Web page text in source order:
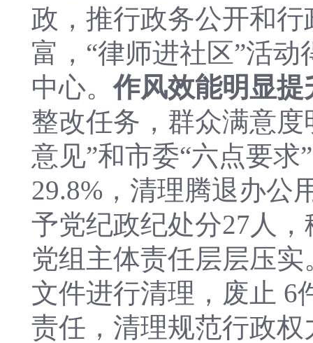
政，推行政务公开和
富，“律师进社区”活
中心。作风效能明显提
整改任务， 群众满意度
意见”和市委“六点要求
29.8%，清理腾退办公
予党纪政纪处分27人
党组主体责任层层压
文件进行清理，废止 6
责任，清理规范行政